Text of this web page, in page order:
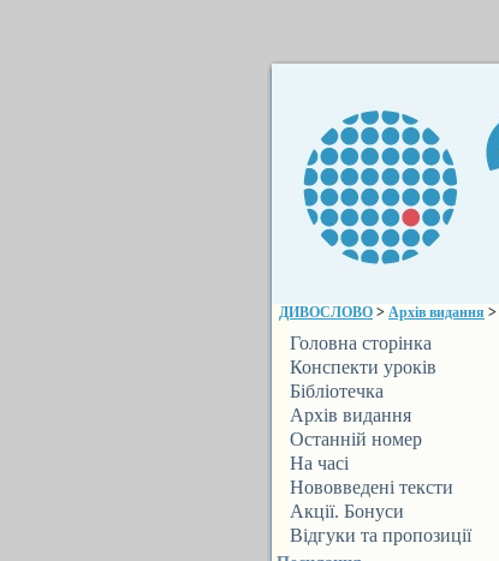
ДИВОСЛОВО > Архів видання >
Головна сторінка
Конспекти уроків
Бібліотечка
ДИВОСЛОВА
Архів видання
Останній номер
На часі
Нововведені тексти
Акції. Бонуси
Відгуки та пропозиції